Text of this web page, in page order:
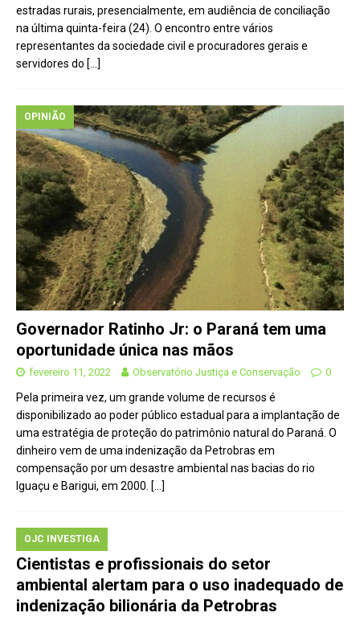
estradas rurais, presencialmente, em audiência de conciliação
na última quinta-feira (24). O encontro entre vários
representantes da sociedade civil e procuradores gerais e
servidores do […]
OPINIÃO
Governador Ratinho Jr: o Paraná tem uma
oportunidade única nas mãos
fevereiro 11, 2022 Observatório Justiça e Conservação 0
Pela primeira vez, um grande volume de recursos é
disponibilizado ao poder público estadual para a implantação de
uma estratégia de proteção do patrimônio natural do Paraná. O
dinheiro vem de uma indenização da Petrobras em
compensação por um desastre ambiental nas bacias do rio
Iguaçu e Barigui, em 2000. […]
OJC INVESTIGA
Cientistas e profissionais do setor
ambiental alertam para o uso inadequado de
indenização bilionária da Petrobras